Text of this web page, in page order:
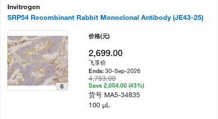
Invitrogen
SRP54 Recombinant Rabbit Monoclonal Antibody (JE43-25)
6
价格(元)
2,699.00
飞享价
Ends:30-Sep-2026
4,753.00
Save 2,054.00 (43%)
货号 MA5-34835
100 µL